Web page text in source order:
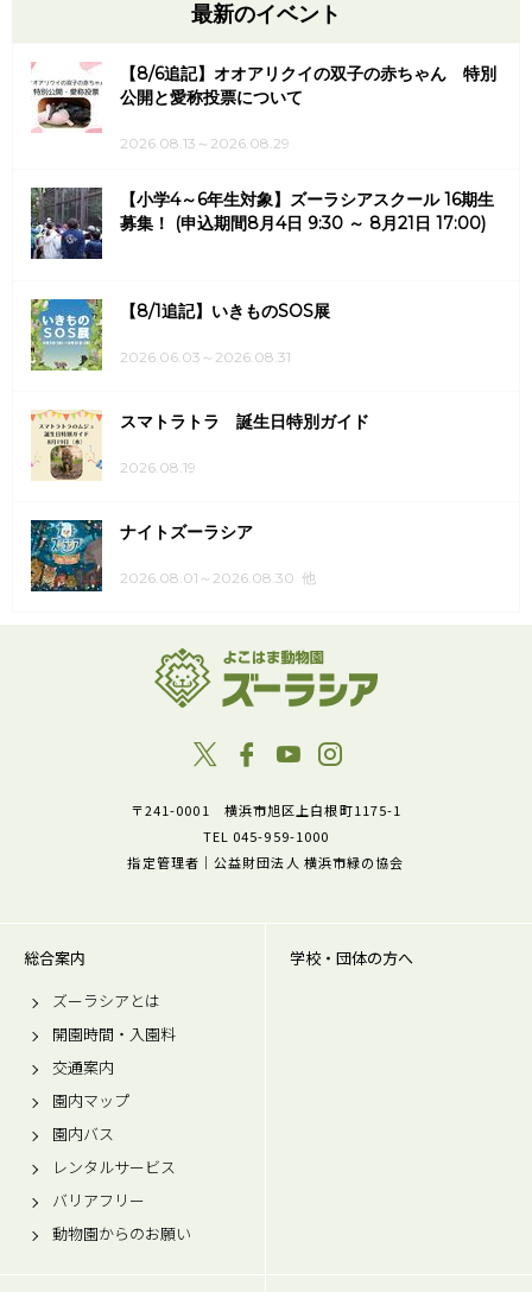
最新のイベント
【8/6追記】オオアリクイの双子の赤ちゃん 特別
公開と愛称投票について
2026.08.13～2026.08.29
【小学4～6年生対象】ズーラシアスクール 16期生
募集！ (申込期間8月4日 9:30 ～ 8月21日 17:00)
【8/1追記】いきものSOS展
2026.06.03～2026.08.31
スマトラトラ 誕生日特別ガイド
2026.08.19
ナイトズーラシア
2026.08.01～2026.08.30 他
〒241-0001 横浜市旭区上白根町1175-1
TEL 045-959-1000
指定管理者｜公益財団法人 横浜市緑の協会
総合案内
ズーラシアとは
開園時間・入園料
交通案内
園内マップ
園内バス
レンタルサービス
バリアフリー
動物園からのお願い
学校・団体の方へ